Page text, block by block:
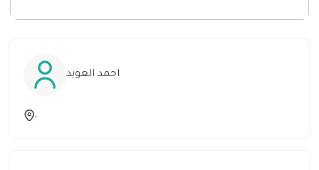
احمد العويد
,